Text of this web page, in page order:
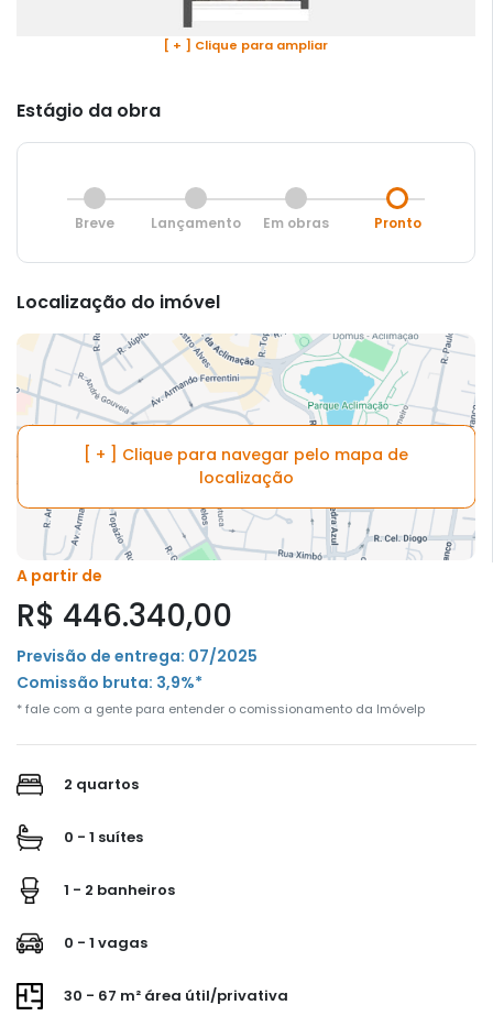
[ + ] Clique para ampliar
Estágio da obra
Breve Lançamento Em obras Pronto
Localização do imóvel
[ + ] Clique para navegar pelo mapa de
localização
A partir de
R$ 446.340,00
Previsão de entrega: 07/2025
Comissão bruta: 3,9%*
* fale com a gente para entender o comissionamento da Imóvelp
2 quartos
0 - 1 suítes
1 - 2 banheiros
0 - 1 vagas
30 - 67 m² área útil/privativa